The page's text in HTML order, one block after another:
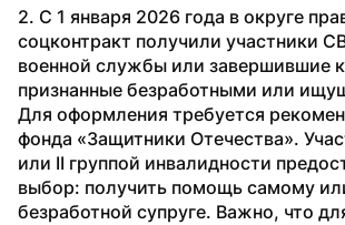
2. С 1 января 2026 года в округе
соцконтракт получили участники
военной службы или завершившие
признанные безработными или
Для оформления требуется
фонда «Защитники Отечества».
или II группой инвалидности
выбор: получить помощь самому
безработной супруге. Важно, что